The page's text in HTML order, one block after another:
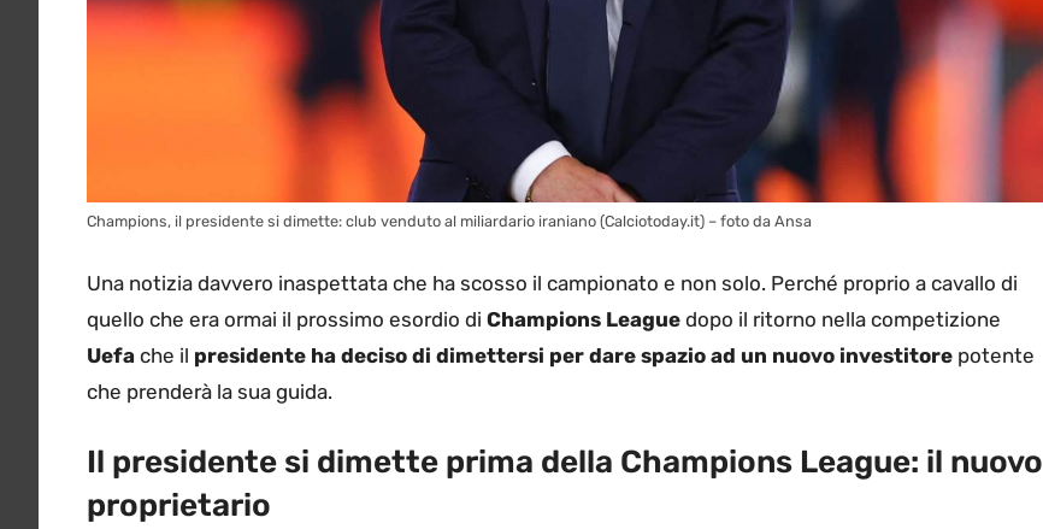
Champions, il presidente si dimette: club venduto al miliardario iraniano (Calciotoday.it) – foto da Ansa
Una notizia davvero inaspettata che ha scosso il campionato e non solo. Perché proprio a cavallo di
quello che era ormai il prossimo esordio di Champions League dopo il ritorno nella competizione
Uefa che il presidente ha deciso di dimettersi per dare spazio ad un nuovo investitore potente
che prenderà la sua guida.
Il presidente si dimette prima della Champions League: il nuovo
proprietario